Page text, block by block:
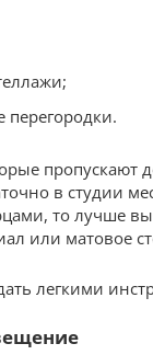
пропускают
в студии
то лучше
или матовое
легкими